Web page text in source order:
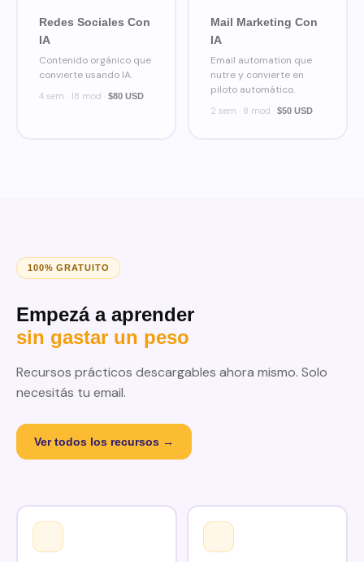
Redes Sociales Con
IA
Contenido orgánico que
convierte usando IA.
4 sem · 18 mod · $80 USD
Mail Marketing Con
IA
Email automation que
nutre y convierte en
piloto automático.
2 sem · 8 mod · $50 USD
100% GRATUITO
Empezá a aprender
sin gastar un peso
Recursos prácticos descargables ahora mismo. Solo
necesitás tu email.
Ver todos los recursos →